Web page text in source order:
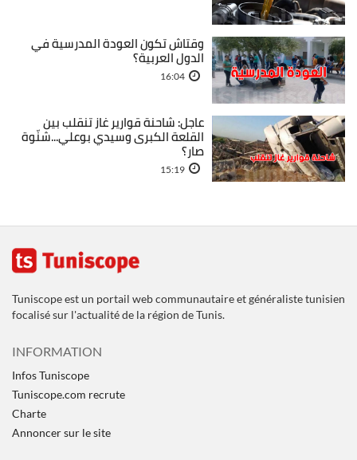
وقتاش تكون العودة المدرسية في
الدول العربية؟
16:04
عاجل: شاحنة قوارير غاز تنقلب بين
القلعة الكبرى وسيدي بوعلي...شنّوة
صار؟
15:19
Tuniscope est un portail web communautaire et généraliste tunisien
focalisé sur l'actualité de la région de Tunis.
INFORMATION
Infos Tuniscope
Tuniscope.com recrute
Charte
Annoncer sur le site